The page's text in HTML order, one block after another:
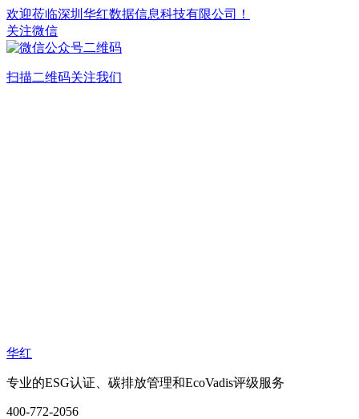
欢迎莅临深圳华红数据信息科技有限公司！
关注微信
扫描二维码关注我们
华红
专业的ESG认证、碳排放管理和EcoVadis评级服务
400-772-2056